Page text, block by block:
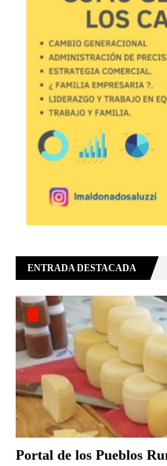
ENTRADA DESTACADA
Portal de los Pueblos